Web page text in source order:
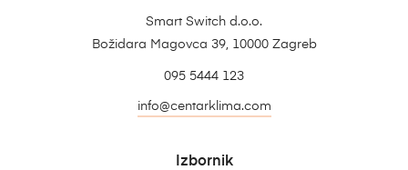
Smart Switch d.o.o.
Božidara Magovca 39, 10000 Zagreb
095 5444 123
info@centarklima.com
Izbornik